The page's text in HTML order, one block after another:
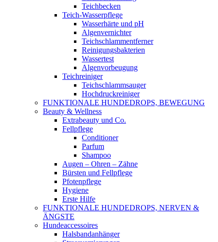
Teichbecken
Teich-Wasserpflege
Wasserhärte und pH
Algenvernichter
Teichschlammentferner
Reinigungsbakterien
Wassertest
Algenvorbeugung
Teichreiniger
Teichschlammsauger
Hochdruckreiniger
FUNKTIONALE HUNDEDROPS, BEWEGUNG
Beauty & Wellness
Extrabeauty und Co.
Fellpflege
Conditioner
Parfum
Shampoo
Augen – Ohren – Zähne
Bürsten und Fellpflege
Pfotenpflege
Hygiene
Erste Hilfe
FUNKTIONALE HUNDEDROPS, NERVEN &
ÄNGSTE
Hundeaccessoires
Halsbandanhänger